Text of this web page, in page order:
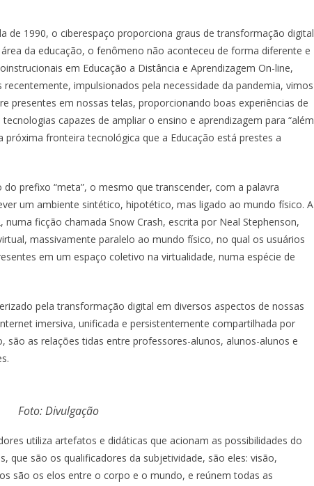
de 1990, o ciberespaço proporciona graus de transformação digital
da educação, o fenômeno não aconteceu de forma diferente e
em Educação a Distância e Aprendizagem On-line,
impulsionados pela necessidade da pandemia, vimos
presentes em nossas telas, proporcionando boas experiências de
capazes de ampliar o ensino e aprendizagem para “além
próxima fronteira tecnológica que a Educação está prestes a
prefixo “meta”, o mesmo que transcender, com a palavra
um ambiente sintético, hipotético, mas ligado ao mundo físico. A
ficção chamada Snow Crash, escrita por Neal Stephenson,
massivamente paralelo ao mundo físico, no qual os usuários
em um espaço coletivo na virtualidade, numa espécie de
pela transformação digital em diversos aspectos de nossas
imersiva, unificada e persistentemente compartilhada por
são as relações tidas entre professores-alunos, alunos-alunos e
Foto: Divulgação
utiliza artefatos e didáticas que acionam as possibilidades do
que são os qualificadores da subjetividade, são eles: visão,
são os elos entre o corpo e o mundo, e reúnem todas as